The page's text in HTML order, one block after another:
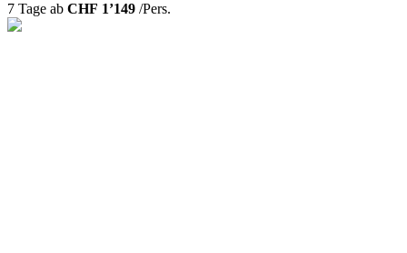
7 Tage ab CHF 1’149 /Pers.